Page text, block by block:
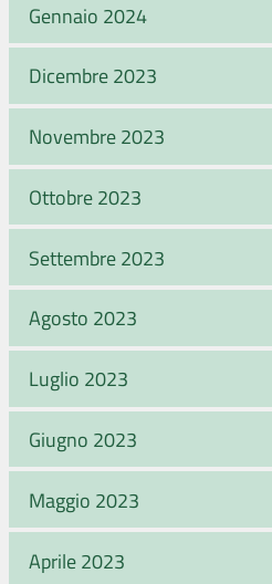
Gennaio 2024
Dicembre 2023
Novembre 2023
Ottobre 2023
Settembre 2023
Agosto 2023
Luglio 2023
Giugno 2023
Maggio 2023
Aprile 2023